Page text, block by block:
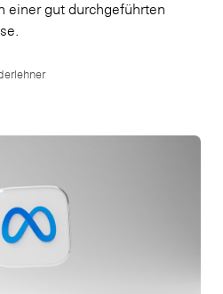
einer gut durchgeführten